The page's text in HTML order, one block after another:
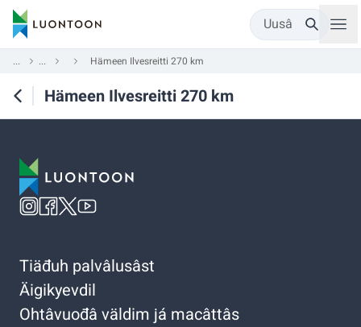
Uusâ
... ... Hämeen Ilvesreitti 270 km
Hämeen Ilvesreitti 270 km
Tiäđuh palvâlusâst
Äigikyevdil
Ohtâvuođâ väldim já macâttâs